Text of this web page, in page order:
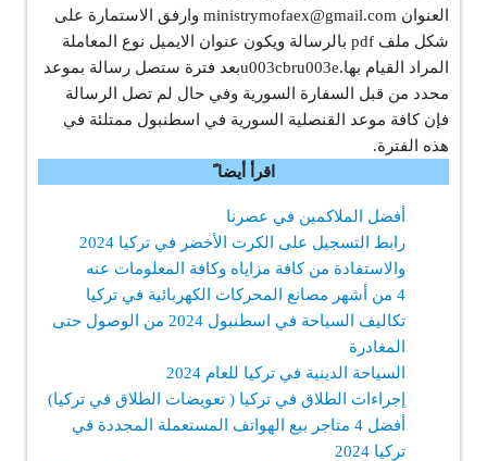
العنوان ministrymofaex@gmail.com وارفق الاستمارة على
شكل ملف pdf بالرسالة ويكون عنوان الايميل نوع المعاملة
المراد القيام بها.u003cbru003eبعد فترة ستصل رسالة بموعد
محدد من قبل السفارة السورية وفي حال لم تصل الرسالة
فإن كافة موعد القنصلية السورية في اسطنبول ممتلئة في
هذه الفترة.
اقرأ أيضا ً
أفضل الملاكمين في عصرنا
رابط التسجيل على الكرت الأخضر في تركيا 2024
والاستفادة من كافة مزاياه وكافة المعلومات عنه
4 من أشهر مصانع المحركات الكهربائية في تركيا
تكاليف السياحة في اسطنبول 2024 من الوصول حتى
المغادرة
السياحة الدينية في تركيا للعام 2024
إجراءات الطلاق في تركيا ( تعويضات الطلاق في تركيا)
أفضل 4 متاجر بيع الهواتف المستعملة المجددة في
تركيا 2024